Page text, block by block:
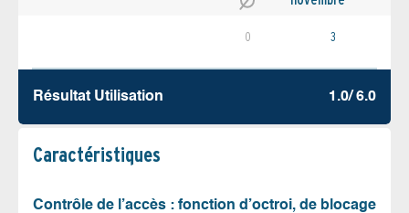
0 3
Résultat Utilisation 1.0/ 6.0
Caractéristiques
Contrôle de l’accès : fonction d’octroi, de blocage